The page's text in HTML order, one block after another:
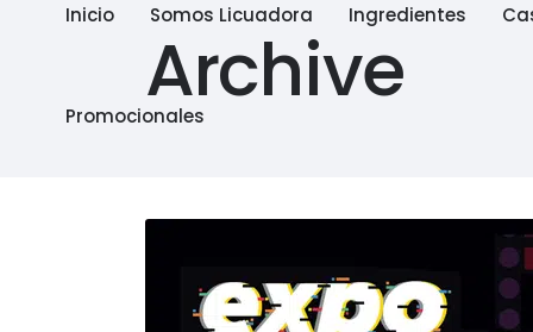
Inicio Somos Licuadora Ingredientes
PromocionalesArchive